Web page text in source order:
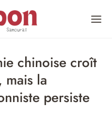
chinoise croît
mais la
persiste